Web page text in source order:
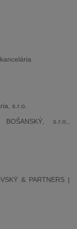
s.r.o.
s.r.o.,
& PARTNERS |